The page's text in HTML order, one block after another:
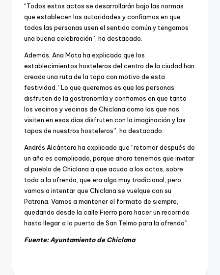
“Todos estos actos se desarrollarán bajo las normas
que establecen las autoridades y confiamos en que
todas las personas usen el sentido común y tengamos
una buena celebración”, ha destacado.
Además, Ana Mota ha explicado que los
establecimientos hosteleros del centro de la ciudad han
creado una ruta de la tapa con motivo de esta
festividad. “Lo que queremos es que las personas
disfruten de la gastronomía y confiamos en que tanto
los vecinos y vecinas de Chiclana como los que nos
visiten en esos días disfruten con la imaginación y las
tapas de nuestros hosteleros”, ha destacado.
Andrés Alcántara ha explicado que “retomar después de
un año es complicado, porque ahora tenemos que invitar
al pueblo de Chiclana a que acuda a los actos, sobre
todo a la ofrenda, que era algo muy tradicional, pero
vamos a intentar que Chiclana se vuelque con su
Patrona. Vamos a mantener el formato de siempre,
quedando desde la calle Fierro para hacer un recorrido
hasta llegar a la puerta de San Telmo para la ofrenda”.
Fuente: Ayuntamiento de Chiclana